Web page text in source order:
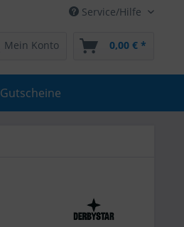
Service/Hilfe
Mein Konto 0,00 € *
Gutscheine